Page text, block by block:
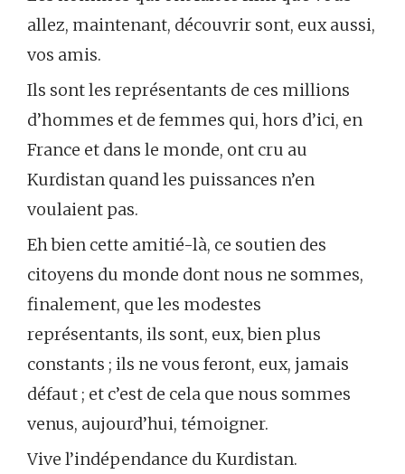
allez, maintenant, découvrir sont, eux aussi,
vos amis.
Ils sont les représentants de ces millions
d’hommes et de femmes qui, hors d’ici, en
France et dans le monde, ont cru au
Kurdistan quand les puissances n’en
voulaient pas.
Eh bien cette amitié-là, ce soutien des
citoyens du monde dont nous ne sommes,
finalement, que les modestes
représentants, ils sont, eux, bien plus
constants ; ils ne vous feront, eux, jamais
défaut ; et c’est de cela que nous sommes
venus, aujourd’hui, témoigner.
Vive l’indépendance du Kurdistan.